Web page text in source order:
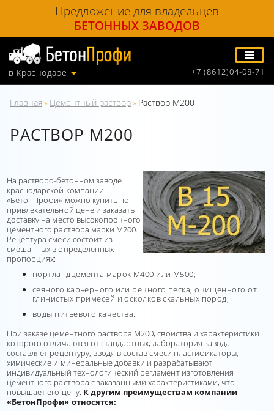
Предложение для владельцев
БЕТОННЫХ ЗАВОДОВ
в Краснодаре +7 (8612)04-08-71
Главная » Цементный раствор» Раствор М200
РАСТВОР М200
На растворо-бетонном заводе
краснодарской компании
«БетонПрофи» можно купить по
привлекательной цене и заказать
доставку на место высокопрочного
цементного раствора марки М200.
Рецептура смеси состоит из
смешанных в определенных
пропорциях:
портландцемента марок М400 или М500;
сеяного карьерного или речного песка, очищенного от
глинистых примесей и осколков скальных пород;
воды питьевого качества.
При заказе цементного раствора М200, свойства и характеристики
которого отличаются от стандартных, лаборатория завода
составляет рецептуру, вводя в состав смеси пластификаторы,
химические и минеральные добавки и разрабатывают
индивидуальный технологический регламент изготовления
цементного раствора с заказанными характеристиками, что
повышает его цену. К другим преимуществам компании
«БетонПрофи» относятся: